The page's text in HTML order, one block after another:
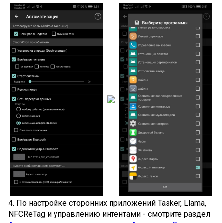
4. По настройке сторонних приложений Tasker, Llama,
NFCReTag и управлению интентами - смотрите раздел